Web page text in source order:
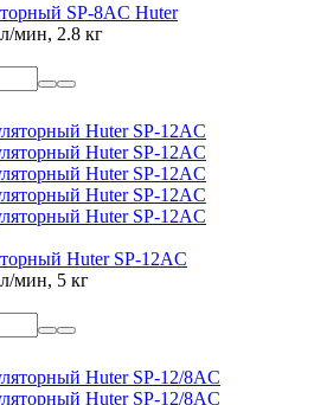
SP-8AC Huter
мин, 2.8 кг
Huter SP-12AC
мин, 5 кг